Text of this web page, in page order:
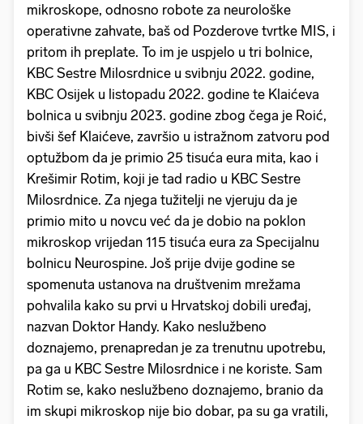
mikroskope, odnosno robote za neurološke
operativne zahvate, baš od Pozderove tvrtke MIS, i
pritom ih preplate. To im je uspjelo u tri bolnice,
KBC Sestre Milosrdnice u svibnju 2022. godine,
KBC Osijek u listopadu 2022. godine te Klaićeva
bolnica u svibnju 2023. godine zbog čega je Roić,
bivši šef Klaićeve, završio u istražnom zatvoru pod
optužbom da je primio 25 tisuća eura mita, kao i
Krešimir Rotim, koji je tad radio u KBC Sestre
Milosrdnice. Za njega tužitelji ne vjeruju da je
primio mito u novcu već da je dobio na poklon
mikroskop vrijedan 115 tisuća eura za Specijalnu
bolnicu Neurospine. Još prije dvije godine se
spomenuta ustanova na društvenim mrežama
pohvalila kako su prvi u Hrvatskoj dobili uređaj,
nazvan Doktor Handy. Kako neslužbeno
doznajemo, prenapredan je za trenutnu upotrebu,
pa ga u KBC Sestre Milosrdnice i ne koriste. Sam
Rotim se, kako neslužbeno doznajemo, branio da
im skupi mikroskop nije bio dobar, pa su ga vratili,